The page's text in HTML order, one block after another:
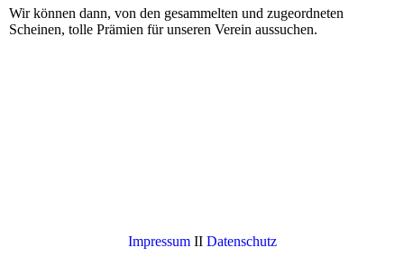
Wir können dann, von den gesammelten und zugeordneten
Scheinen, tolle Prämien für unseren Verein aussuchen.
ImpressumII Datenschutz